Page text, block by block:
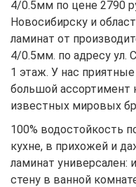
4/0.5мм по цене 2790
Новосибирску и
ламинат от
4/0.5мм. по адресу ул.
1 этаж. У нас
большой ассортимент
известных мировых
100% водостойкость
кухне, в прихожей и
ламинат
стену в ванной